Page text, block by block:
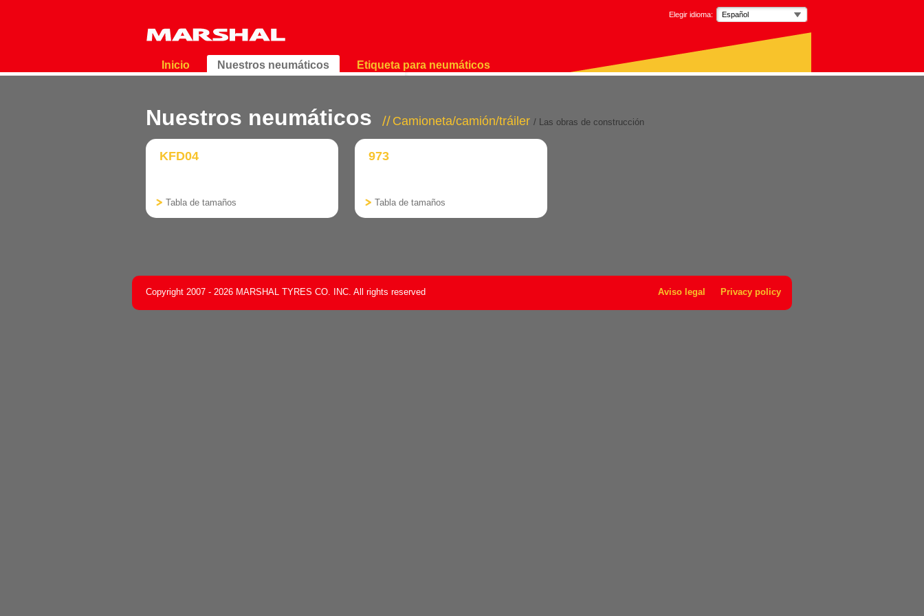
Inicio Nuestros neumáticos Etiqueta para neumáticos
Elegir idioma: Español
Nuestros neumáticos Camioneta/camión/tráiler / Las obras de construcción
KFD04
Tabla de tamaños
973
Tabla de tamaños
Copyright 2007 - 2026 MARSHAL TYRES CO. INC. All rights reserved Aviso legal Privacy policy